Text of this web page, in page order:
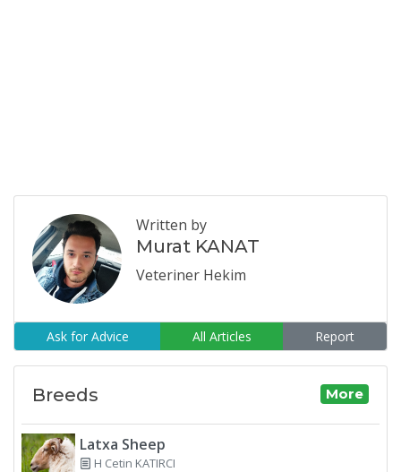
Written by
Murat KANAT
Veteriner Hekim
Ask for Advice All Articles Report
Breeds More
Latxa Sheep
H Cetin KATIRCI